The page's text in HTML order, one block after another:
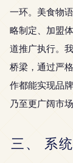
一环。美食物
略制定、加盟
道推广执行。
桥梁，通过严
作都能实现品
乃至更广阔市
三、 系